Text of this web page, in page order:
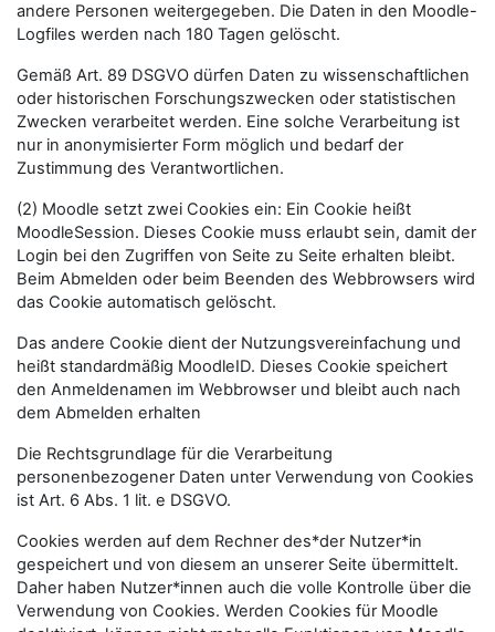
andere Personen weitergegeben. Die Daten in den Moodle-
Logfiles werden nach 180 Tagen gelöscht.
Gemäß Art. 89 DSGVO dürfen Daten zu wissenschaftlichen
oder historischen Forschungszwecken oder statistischen
Zwecken verarbeitet werden. Eine solche Verarbeitung ist
nur in anonymisierter Form möglich und bedarf der
Zustimmung des Verantwortlichen.
(2) Moodle setzt zwei Cookies ein: Ein Cookie heißt
MoodleSession. Dieses Cookie muss erlaubt sein, damit der
Login bei den Zugriffen von Seite zu Seite erhalten bleibt.
Beim Abmelden oder beim Beenden des Webbrowsers wird
das Cookie automatisch gelöscht.
Das andere Cookie dient der Nutzungsvereinfachung und
heißt standardmäßig MoodleID. Dieses Cookie speichert
den Anmeldenamen im Webbrowser und bleibt auch nach
dem Abmelden erhalten
Die Rechtsgrundlage für die Verarbeitung
personenbezogener Daten unter Verwendung von Cookies
ist Art. 6 Abs. 1 lit. e DSGVO.
Cookies werden auf dem Rechner des*der Nutzer*in
gespeichert und von diesem an unserer Seite übermittelt.
Daher haben Nutzer*innen auch die volle Kontrolle über die
Verwendung von Cookies. Werden Cookies für Moodle